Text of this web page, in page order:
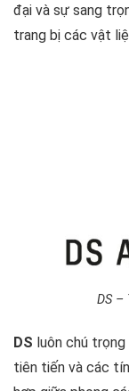
đại và sự sang
trang bị các vật
DS –
DS luôn chú
tiên tiến và các